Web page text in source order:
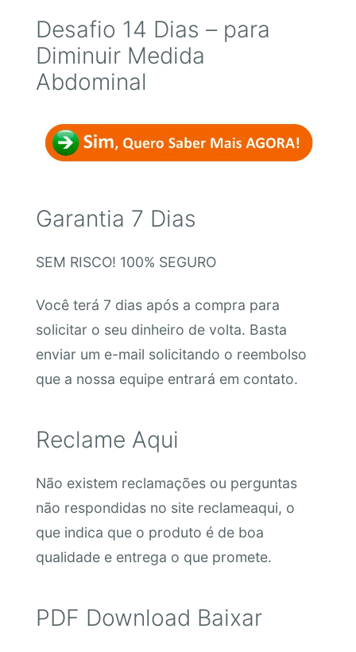
Desafio 14 Dias – para
Diminuir Medida
Abdominal
Garantia 7 Dias
SEM RISCO! 100% SEGURO
Você terá 7 dias após a compra para
solicitar o seu dinheiro de volta. Basta
enviar um e-mail solicitando o reembolso
que a nossa equipe entrará em contato.
Reclame Aqui
Não existem reclamações ou perguntas
não respondidas no site reclameaqui, o
que indica que o produto é de boa
qualidade e entrega o que promete.
PDF Download Baixar